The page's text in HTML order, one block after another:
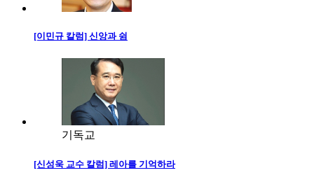
[이민규 칼럼] 신앙과 쉼
기독교
[신성욱 교수 칼럼] 레아를 기억하라